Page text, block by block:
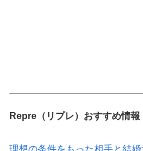
Repre（リプレ）おすすめ情報
理想の条件をもった相手と結